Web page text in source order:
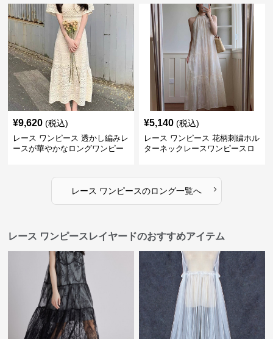
¥9,620 (税込)
レース ワンピース 透かし編みレ
ースが華やかなロングワンピー
¥5,140 (税込)
レース ワンピース 花柄刺繍ホル
ターネックレースワンピースロ
レース ワンピースのロング一覧へ ›
レース ワンピースレイヤードのおすすめアイテム